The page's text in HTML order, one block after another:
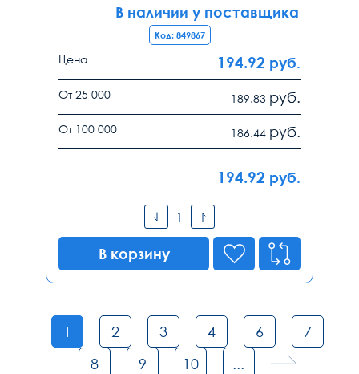
В наличии у поставщика
Код: 849867
Цена 194.92 руб.
От 25 000 189.83 руб.
От 100 000 186.44 руб.
194.92 руб.
В корзину
1 2 3 4 6
7
8
9 10 ...